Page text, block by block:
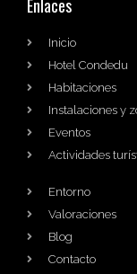
Enlaces
Inicio
Hotel Condedu
Habitaciones
Instalaciones y
Eventos
Actividades
Entorno
Valoraciones
Blog
Contacto